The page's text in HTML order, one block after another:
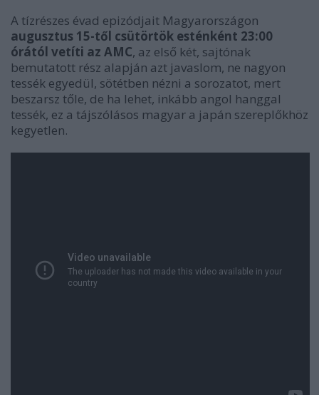
A tízrészes évad epizódjait Magyarországon
augusztus 15-től csütörtök esténként 23:00
órától vetíti az AMC, az első két, sajtónak
bemutatott rész alapján azt javaslom, ne nagyon
tessék egyedül, sötétben nézni a sorozatot, mert
beszarsz tőle, de ha lehet, inkább angol hanggal
tessék, ez a tájszólásos magyar a japán szereplőkhöz
kegyetlen.